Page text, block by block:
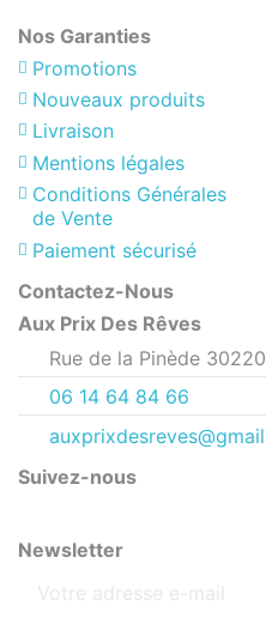
Nos Garanties
Promotions
Nouveaux produits
Livraison
Mentions légales
Conditions Générales
de Vente
Paiement sécurisé
Contactez-Nous
Aux Prix Des Rêves
Rue de la Pinède
06 14 64 84 66
Suivez-nous
Newsletter